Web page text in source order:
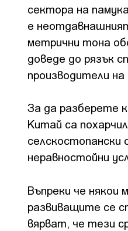
сектора на
е
метрични тона
доведе до рязък
производители
За да разберете
Китай са
селскостопански
неравностойни
Въпреки че
развиващите се
вярват, че тези